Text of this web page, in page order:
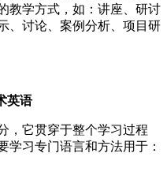
教学方式，如：讲座、研讨
、讨论、案例分析、项目研
英语
，它贯穿于整个学习过程
学习专门语言和方法用于：